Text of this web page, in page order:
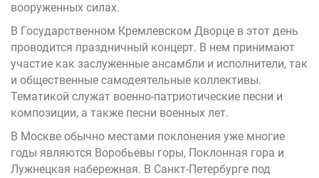
вооруженных силах.
В Государственном Кремлевском Дворце в этот день
проводится праздничный концерт. В нем принимают
участие как заслуженные ансамбли и исполнители, так
и общественные самодеятельные коллективы.
Тематикой служат военно-патриотические песни и
композиции, а также песни военных лет.
В Москве обычно местами поклонения уже многие
годы являются Воробьевы горы, Поклонная гора и
Лужнецкая набережная. В Санкт-Петербурге под